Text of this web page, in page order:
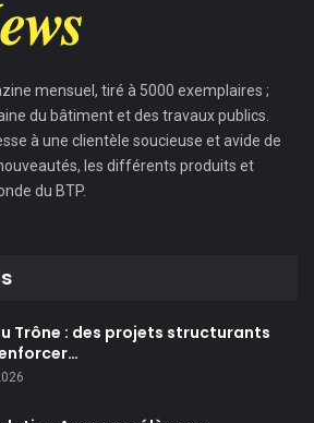
mensuel, tiré à 5000 exemplaires ;
du bâtiment et des travaux publics.
à une clientèle soucieuse et avide de
les différents produits et
du BTP.
Trône : des projets structurants